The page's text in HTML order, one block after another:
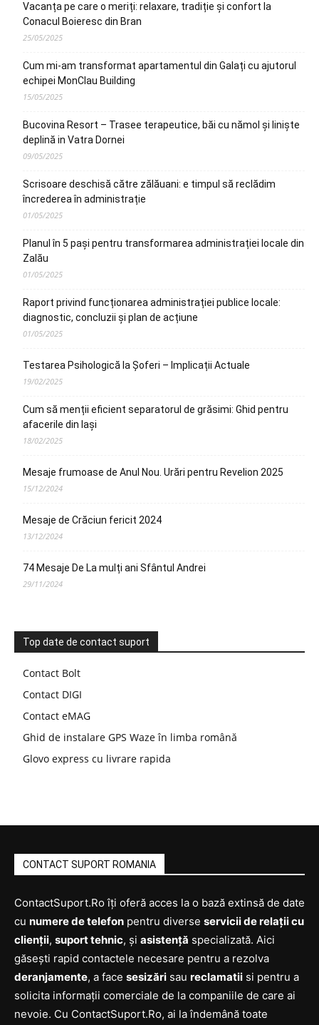
Vacanța pe care o meriți: relaxare, tradiție și confort la
Conacul Boieresc din Bran
25/05/2025
Cum mi-am transformat apartamentul din Galați cu ajutorul
echipei MonClau Building
15/05/2025
Bucovina Resort – Trasee terapeutice, băi cu nămol și liniște
deplină in Vatra Dornei
09/05/2025
Scrisoare deschisă către zălăuani: e timpul să reclădim
încrederea în administrație
01/05/2025
Planul în 5 pași pentru transformarea administrației locale din
Zalău
01/05/2025
Raport privind funcționarea administrației publice locale:
diagnostic, concluzii și plan de acțiune
01/05/2025
Testarea Psihologică la Șoferi – Implicații Actuale
19/02/2025
Cum să menții eficient separatorul de grăsimi: Ghid pentru
afacerile din Iași
18/02/2025
Mesaje frumoase de Anul Nou. Urări pentru Revelion 2025
15/12/2024
Mesaje de Crăciun fericit 2024
13/12/2024
74 Mesaje De La mulți ani Sfântul Andrei
29/11/2024
Top date de contact suport
Contact Bolt
Contact DIGI
Contact eMAG
Ghid de instalare GPS Waze în limba română
Glovo express cu livrare rapida
CONTACT SUPORT ROMANIA
ContactSuport.Ro îți oferă acces la o bază extinsă de date
cu numere de telefon pentru diverse servicii de relații cu
clienții, suport tehnic, și asistență specializată. Aici
găsești rapid contactele necesare pentru a rezolva
deranjamente, a face sesizări sau reclamatii si pentru a
solicita informații comerciale de la companiile de care ai
nevoie. Cu ContactSuport.Ro, ai la îndemână toate